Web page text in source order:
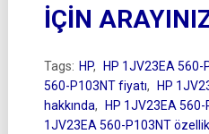
İÇİN
Tags: HP, HP 1JV23EA 560-
560-P103NT fiyatı,
HP
hakkında, HP 1JV23EA
1JV23EA 560-P103NT